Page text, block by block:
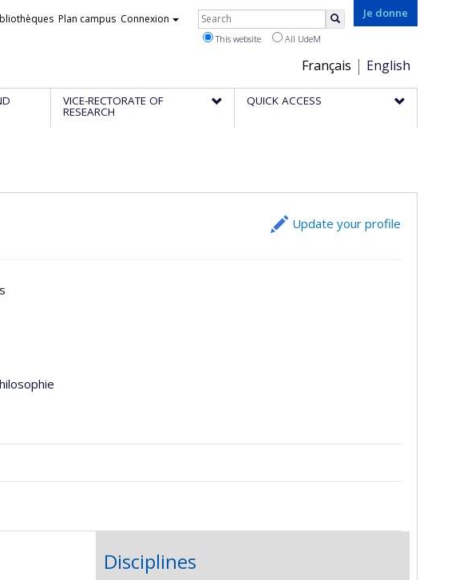
Je donne
Choix
de
la
Français English
Plan campus Connexion Rechercher
This website All UdeM
VICE-RECTORATE OF
RESEARCH
QUICK ACCESS
Update your profile
Disciplines